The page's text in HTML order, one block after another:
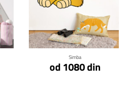
Simba
od 1080 din
Klikni za detalje